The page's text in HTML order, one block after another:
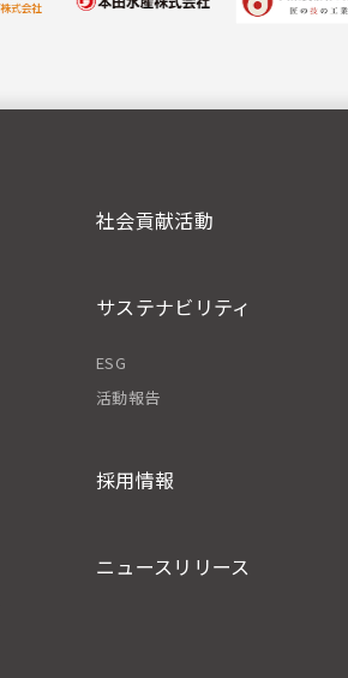
社会貢献活動
サステナビリティ
ESG
活動報告
採用情報
ニュースリリース